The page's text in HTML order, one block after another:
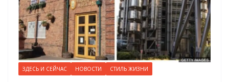
ЗДЕСЬ И СЕЙЧАС НОВОСТИ СТИЛЬ ЖИЗНИ